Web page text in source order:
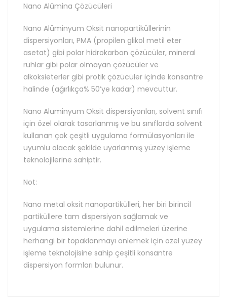
Nano Alümina Çözücüleri
Nano Alüminyum Oksit nanopartiküllerinin
dispersiyonları, PMA (propilen glikol metil eter
asetat) gibi polar hidrokarbon çözücüler, mineral
ruhlar gibi polar olmayan çözücüler ve
alkoksieterler gibi protik çözücüler içinde konsantre
halinde (ağırlıkça% 50’ye kadar) mevcuttur.
Nano Aluminyum Oksit dispersiyonları, solvent sınıfı
için özel olarak tasarlanmış ve bu sınıflarda solvent
kullanan çok çeşitli uygulama formülasyonları ile
uyumlu olacak şekilde uyarlanmış yüzey işleme
teknolojilerine sahiptir.
Not:
Nano metal oksit nanopartikülleri, her biri birincil
partiküllere tam dispersiyon sağlamak ve
uygulama sistemlerine dahil edilmeleri üzerine
herhangi bir topaklanmayı önlemek için özel yüzey
işleme teknolojisine sahip çeşitli konsantre
dispersiyon formları bulunur.